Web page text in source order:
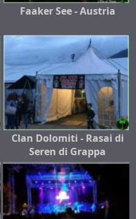
Faaker See - Austria
Clan Dolomiti - Rasai di
Seren di Grappa